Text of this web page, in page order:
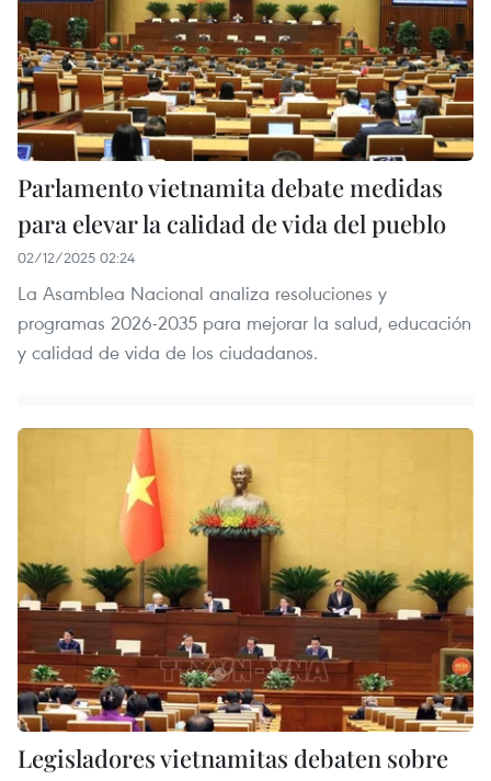
Parlamento vietnamita debate medidas
para elevar la calidad de vida del pueblo
02/12/2025 02:24
La Asamblea Nacional analiza resoluciones y
programas 2026-2035 para mejorar la salud, educación
y calidad de vida de los ciudadanos.
Legisladores vietnamitas debaten sobre